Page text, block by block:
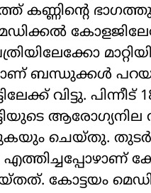
കണ്ണിന്റെ
ബന്ധുക്കൾ
വിട്ടു.
ചെയ്തു. തുടർന്ന്
കോട്ടയം